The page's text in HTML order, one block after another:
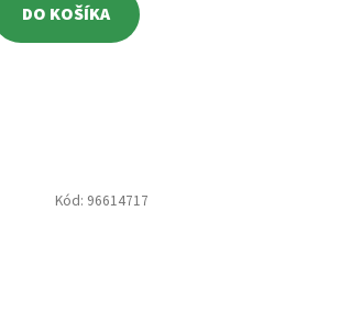
DO KOŠÍKA
Kód: 96614717